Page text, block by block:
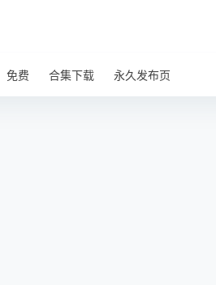
免费 合集下载 永久发布页